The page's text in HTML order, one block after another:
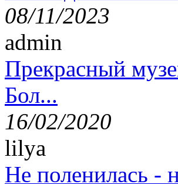
08/11/2023
admin
Прекрасный
Бол...
16/02/2020
lilya
Не поленилась -